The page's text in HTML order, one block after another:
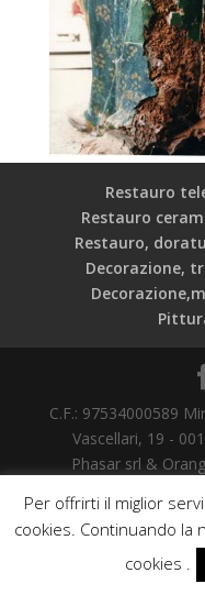
Restauro
Restauro
Restauro,
Decorazione,
C.F.: 97534000589
Vascellari, 19 -
Phasar srl &
Per offrirti il miglior
cookies. Continuando la
cookies .